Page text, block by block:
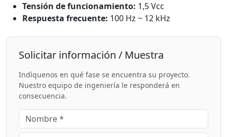
Tensión de funcionamiento: 1,5 Vcc
Respuesta frecuente: 100 Hz ~ 12 kHz
Solicitar información / Muestra
Indíquenos en qué fase se encuentra su proyecto.
Nuestro equipo de ingeniería le responderá en
consecuencia.